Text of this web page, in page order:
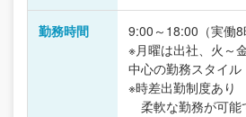
勤務時間
9:00～18:00（実働8
※月曜は出社、火～
中心の勤務スタイル
※時差出勤制度あり
柔軟な勤務が可能